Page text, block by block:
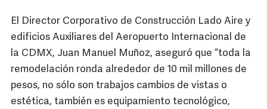
El Director Corporativo de Construcción Lado Aire y
edificios Auxiliares del Aeropuerto Internacional de
la CDMX, Juan Manuel Muñoz, aseguró que “toda la
remodelación ronda alrededor de 10 mil millones de
pesos, no sólo son trabajos cambios de vistas o
estética, también es equipamiento tecnológico,